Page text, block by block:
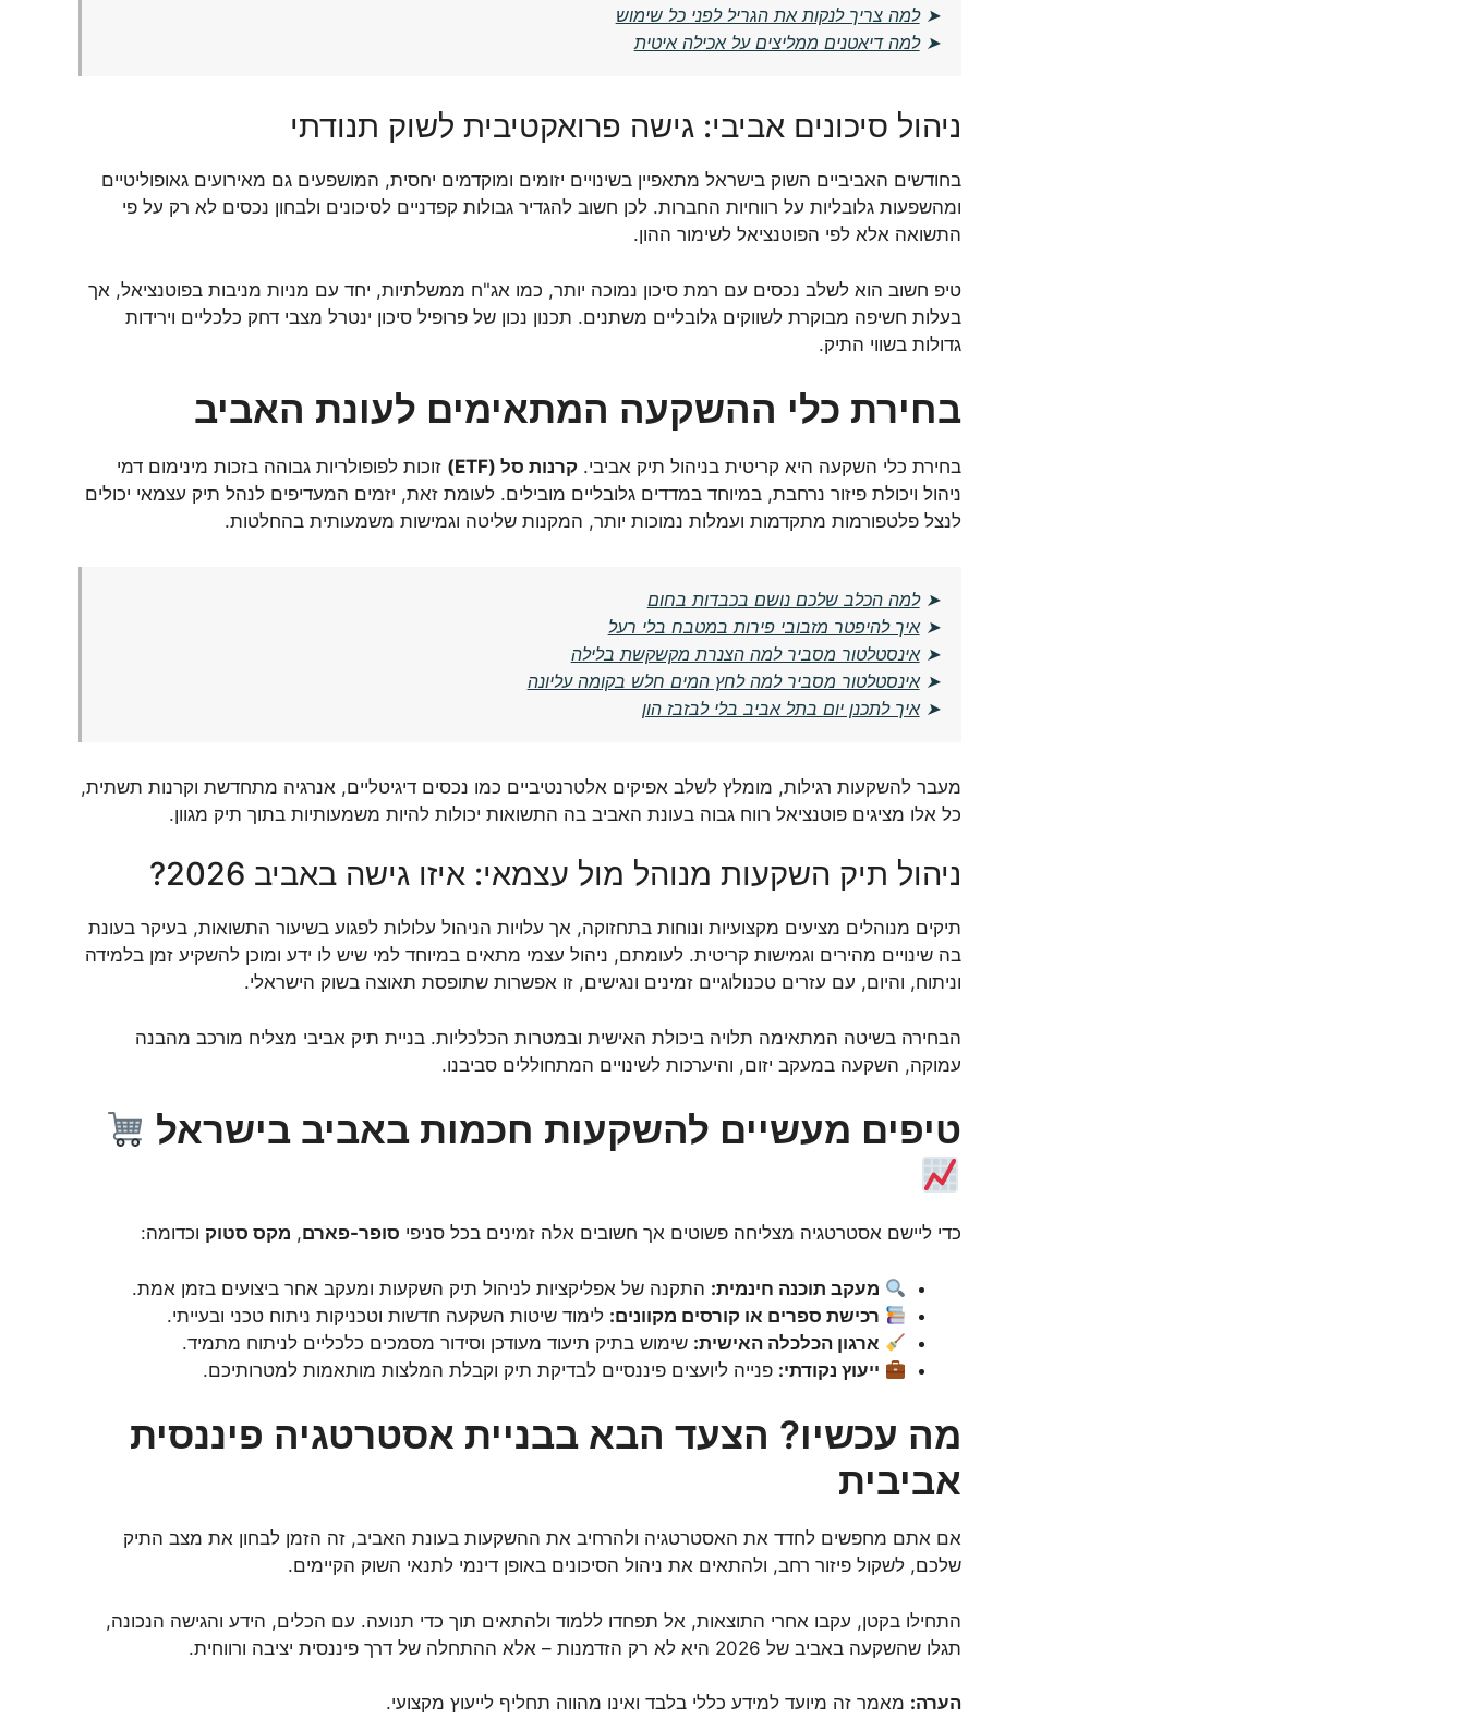
➤למה צריך לנקות את הגריל לפני כל שימוש
➤למה דיאטנים ממליצים על אכילה איטית
ניהול סיכונים אביבי: גישה פרואקטיבית לשוק תנודתי
בחודשים האביביים השוק בישראל מתאפיין בשינויים יזומים ומוקדמים יחסית, המושפעים גם מאירועים גאופוליטיים
ומהשפעות גלובליות על רווחיות החברות. לכן חשוב להגדיר גבולות קפדניים לסיכונים ולבחון נכסים לא רק על פי
התשואה אלא לפי הפוטנציאל לשימור ההון.
טיפ חשוב הוא לשלב נכסים עם רמת סיכון נמוכה יותר, כמו אג"ח ממשלתיות, יחד עם מניות מניבות בפוטנציאל, אך
בעלות חשיפה מבוקרת לשווקים גלובליים משתנים. תכנון נכון של פרופיל סיכון ינטרל מצבי דחק כלכליים וירידות
גדולות בשווי התיק.
בחירת כלי ההשקעה המתאימים לעונת האביב
בחירת כלי השקעה היא קריטית בניהול תיק אביבי. קרנות סל (ETF)
זוכות לפופולריות גבוהה בזכות מינימום דמי
ניהול ויכולת פיזור נרחבת, במיוחד במדדים גלובליים מובילים. לעומת זאת, יזמים המעדיפים לנהל תיק עצמאי יכולים
לנצל פלטפורמות מתקדמות ועמלות נמוכות יותר, המקנות שליטה וגמישות משמעותית בהחלטות.
➤למה הכלב שלכם נושם בכבדות בחום
➤איך להיפטר מזבובי פירות במטבח בלי רעל
➤אינסטלטור מסביר למה הצנרת מקשקשת בלילה
➤אינסטלטור מסביר למה לחץ המים חלש בקומה עליונה
➤איך לתכנן יום בתל אביב בלי לבזבז הון
מעבר להשקעות רגילות, מומלץ לשלב אפיקים אלטרנטיביים כמו נכסים דיגיטליים, אנרגיה מתחדשת וקרנות תשתית,
כל אלו מציגים פוטנציאל רווח גבוה בעונת האביב בה התשואות יכולות להיות משמעותיות בתוך תיק מגוון.
ניהול תיק השקעות מנוהל מול עצמאי: איזו גישה באביב 2026?
תיקים מנוהלים מציעים מקצועיות ונוחות בתחזוקה, אך עלויות הניהול עלולות לפגוע בשיעור התשואות, בעיקר בעונת
בה שינויים מהירים וגמישות קריטית. לעומתם, ניהול עצמי מתאים במיוחד למי שיש לו ידע ומוכן להשקיע זמן בלמידה
וניתוח, והיום, עם עזרים טכנולוגיים זמינים ונגישים, זו אפשרות שתופסת תאוצה בשוק הישראלי.
הבחירה בשיטה המתאימה תלויה ביכולת האישית ובמטרות הכלכליות. בניית תיק אביבי מצליח מורכב מהבנה
עמוקה, השקעה במעקב יזום, והיערכות לשינויים המתחוללים סביבנו.
טיפים מעשיים להשקעות חכמות באביב בישראל
כדי ליישם אסטרטגיה מצליחה פשוטים אך חשובים אלה זמינים בכל סניפי סופר-פארם, מקס סטוק וכדומה:
מעקב תוכנה חינמית: התקנה של אפליקציות לניהול תיק השקעות ומעקב אחר ביצועים בזמן אמת.
רכישת ספרים או קורסים מקוונים: לימוד שיטות השקעה חדשות וטכניקות ניתוח טכני ובעייתי.
ארגון הכלכלה האישית: שימוש בתיק תיעוד מעודכן וסידור מסמכים כלכליים לניתוח מתמיד.
ייעוץ נקודתי: פנייה ליועצים פיננסיים לבדיקת תיק וקבלת המלצות מותאמות למטרותיכם.
מה עכשיו? הצעד הבא בבניית אסטרטגיה פיננסית
אביבית
אם אתם מחפשים לחדד את האסטרטגיה ולהרחיב את ההשקעות בעונת האביב, זה הזמן לבחון את מצב התיק
שלכם, לשקול פיזור רחב, ולהתאים את ניהול הסיכונים באופן דינמי לתנאי השוק הקיימים.
התחילו בקטן, עקבו אחרי התוצאות, אל תפחדו ללמוד ולהתאים תוך כדי תנועה. עם הכלים, הידע והגישה הנכונה,
תגלו שהשקעה באביב של 2026 היא לא רק הזדמנות – אלא ההתחלה של דרך פיננסית יציבה ורווחית.
הערה: מאמר זה מיועד למידע כללי בלבד ואינו מהווה תחליף לייעוץ מקצועי.